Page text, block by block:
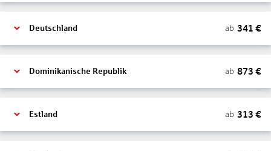
Deutschland ab 341 €
Dominikanische Republik ab 873 €
Estland ab 313 €